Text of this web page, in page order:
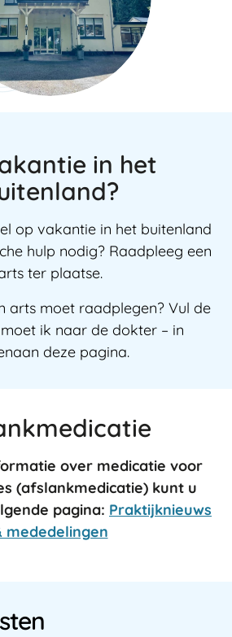
in het
op vakantie in het buitenland
hulp nodig? Raadpleeg een
ter plaatse.
arts moet raadplegen? Vul de
ik naar de dokter – in
deze pagina.
over medicatie voor
(afslankmedicatie) kunt u
pagina: Praktijknieuws
mededelingen